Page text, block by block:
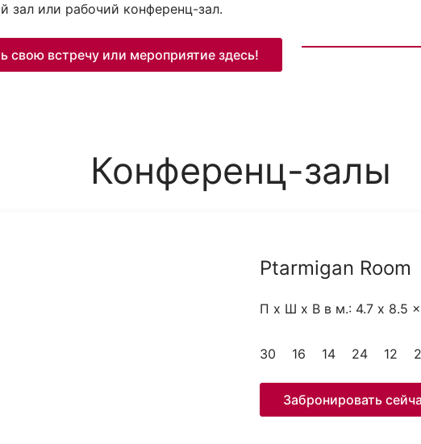
зал или рабочий конференц-зал.
свою встречу или мероприятие здесь!
Конференц-залы
Ptarmigan Room
П x Ш x В в м.: 4.7 x 8.5
30 16 14 24 12
Забронировать